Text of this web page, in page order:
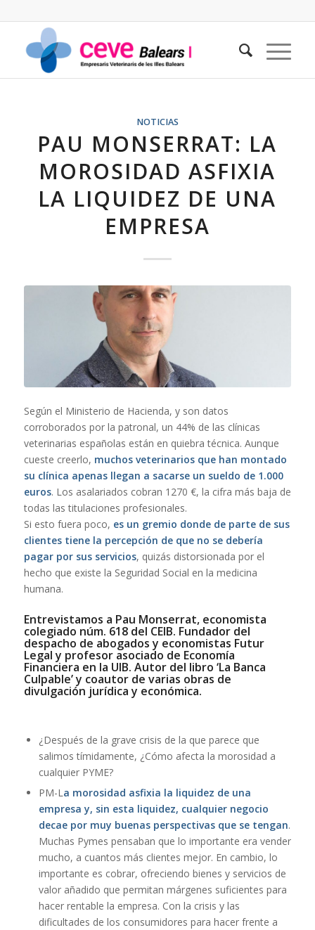
NOTICIAS
PAU MONSERRAT: LA
MOROSIDAD ASFIXIA
LA LIQUIDEZ DE UNA
EMPRESA
Según el Ministerio de Hacienda, y son datos
corroborados por la patronal, un 44% de las clínicas
veterinarias españolas están en quiebra técnica. Aunque
cueste creerlo, muchos veterinarios que han montado
su clínica apenas llegan a sacarse un sueldo de 1.000
euros. Los asalariados cobran 1270 €, la cifra más baja de
todas las titulaciones profesionales.
Si esto fuera poco, es un gremio donde de parte de sus
clientes tiene la percepción de que no se debería
pagar por sus servicios, quizás distorsionada por el
hecho que existe la Seguridad Social en la medicina
humana.
Entrevistamos a Pau Monserrat, economista
colegiado núm. 618 del CEIB. Fundador del
despacho de abogados y economistas Futur
Legal y profesor asociado de Economía
Financiera en la UIB. Autor del libro ‘La Banca
Culpable’ y coautor de varias obras de
divulgación jurídica y económica.
¿Después de la grave crisis de la que parece que
salimos tímidamente, ¿Cómo afecta la morosidad a
cualquier PYME?
PM-La morosidad asfixia la liquidez de una
empresa y, sin esta liquidez, cualquier negocio
decae por muy buenas perspectivas que se tengan.
Muchas Pymes pensaban que lo importante era vender
mucho, a cuantos más clientes mejor. En cambio, lo
importante es cobrar, ofreciendo bienes y servicios de
valor añadido que permitan márgenes suficientes para
hacer rentable la empresa. Con la crisis y las
dificultades de los consumidores para hacer frente a